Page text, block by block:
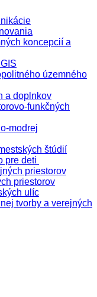
koncepcií a
územného
a doplnkov
funkčných
modrej
štúdií
pre deti
priestorov
priestorov
ulíc
tvorby a verejných